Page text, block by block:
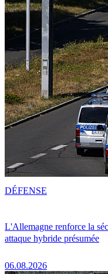
L'Allemagne renforce la
attaque hybride présumée
06.08.2026
DÉFENSE